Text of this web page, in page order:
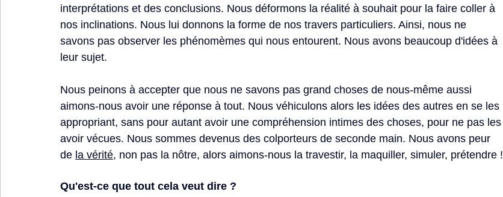
interprétations et des conclusions. Nous déformons la réalité à souhait pour la faire coller à
nos inclinations. Nous lui donnons la forme de nos travers particuliers. Ainsi, nous ne
savons pas observer les phénomèmes qui nous entourent. Nous avons beaucoup d'idées à
leur sujet.
Nous peinons à accepter que nous ne savons pas grand choses de nous-même aussi
aimons-nous avoir une réponse à tout. Nous véhiculons alors les idées des autres en se les
appropriant, sans pour autant avoir une compréhension intimes des choses, pour ne pas les
avoir vécues. Nous sommes devenus des colporteurs de seconde main. Nous avons peur
de la vérité, non pas la nôtre, alors aimons-nous la travestir, la maquiller, simuler, prétendre !
Qu'est-ce que tout cela veut dire ?